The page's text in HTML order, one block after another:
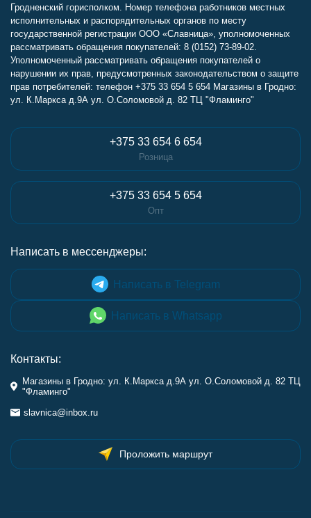
Гродненский горисполком. Номер телефона работников местных
исполнительных и распорядительных органов по месту
государственной регистрации ООО «Славница», уполномоченных
рассматривать обращения покупателей: 8 (0152) 73-89-02.
Уполномоченный рассматривать обращения покупателей о
нарушении их прав, предусмотренных законодательством о защите
прав потребителей: телефон +375 33 654 5 654 Магазины в Гродно:
ул. К.Маркса д.9А ул. О.Соломовой д. 82 ТЦ "Фламинго"
+375 33 654 6 654
Розница
+375 33 654 5 654
Опт
Написать в мессенджеры:
Написать в Telegram
Написать в Whatsapp
Контакты:
Магазины в Гродно: ул. К.Маркса д.9А ул. О.Соломовой д. 82 ТЦ
"Фламинго"
slavnica@inbox.ru
Проложить маршрут